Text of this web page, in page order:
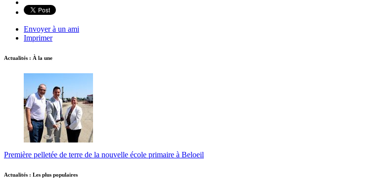
Envoyer à un ami
Imprimer
Actualités : À la une
Première pelletée de terre de la nouvelle école primaire à Beloeil
Actualités : Les plus populaires